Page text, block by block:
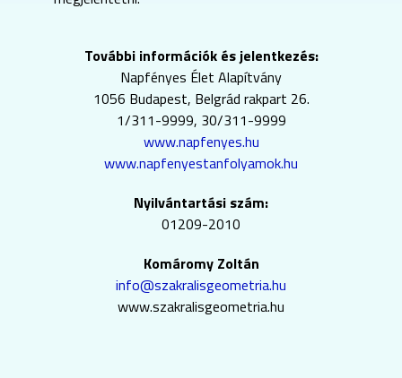
További információk és jelentkezés:
Napfényes Élet Alapítvány
1056 Budapest, Belgrád rakpart 26.
1/311-9999, 30/311-9999
www.napfenyes.hu
www.napfenyestanfolyamok.hu
Nyilvántartási szám:
01209-2010
Komáromy Zoltán
info@szakralisgeometria.hu
www.szakralisgeometria.hu